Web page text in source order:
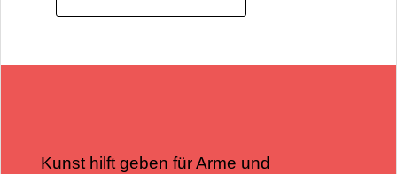
Kunst hilft geben für Arme und